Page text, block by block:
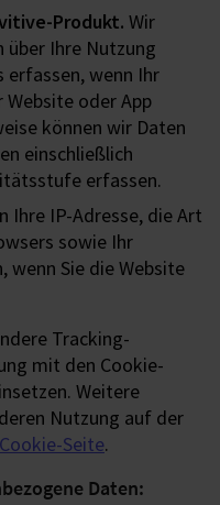
Produkt. Wir
über Ihre Nutzung
wenn Ihr
oder App
können wir Daten
einschließlich
erfassen.
Ihre IP-Adresse, die Art
sowie Ihr
wenn Sie die Website
Tracking-
mit den Cookie-
Weitere
Nutzung auf der
Cookie-Seite.
Daten: